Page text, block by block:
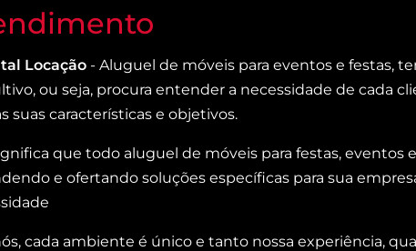
Locação - Aluguel de móveis para eventos e festas,
ou seja, procura entender a necessidade de cada
suas características e objetivos.
que todo aluguel de móveis para festas,
e ofertando soluções específicas para sua
cada ambiente é único e tanto nossa experiência,